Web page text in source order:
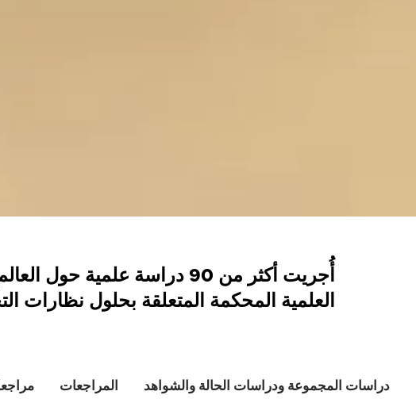
العلمية المحكمة المتعلقة بحلول نظارات
دراسات المجموعة ودراسات الحالة والشواهد المراجعات